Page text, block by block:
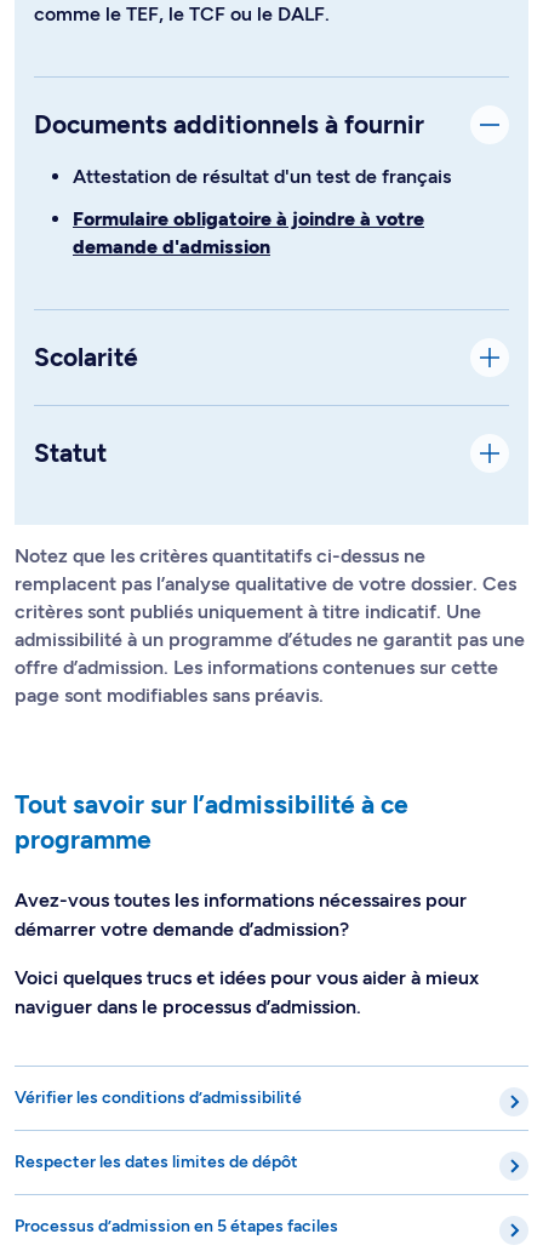
comme le TEF, le TCF ou le DALF.
Documents additionnels à fournir
Attestation de résultat d'un test de français
Formulaire obligatoire à joindre à votre
demande d'admission
Scolarité
Statut
Notez que les critères quantitatifs ci-dessus ne
remplacent pas l’analyse qualitative de votre dossier. Ces
critères sont publiés uniquement à titre indicatif. Une
admissibilité à un programme d’études ne garantit pas une
offre d’admission. Les informations contenues sur cette
page sont modifiables sans préavis.
Tout savoir sur l’admissibilité à ce
programme
Avez-vous toutes les informations nécessaires pour
démarrer votre demande d’admission?
Voici quelques trucs et idées pour vous aider à mieux
naviguer dans le processus d’admission.
Vérifier les conditions d’admissibilité
Respecter les dates limites de dépôt
Processus d’admission en 5 étapes faciles